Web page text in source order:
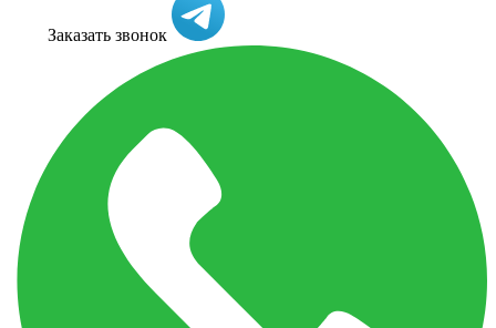
Заказать звонок